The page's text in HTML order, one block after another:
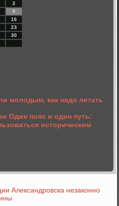
2
9
16
23
30
молодым, как надо летать
Один пояс и один путь:
историческим
Александровска незаконно